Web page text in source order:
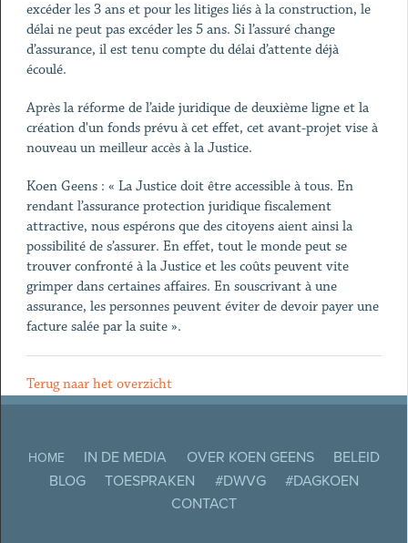
excéder les 3 ans et pour les litiges liés à la construction, le
délai ne peut pas excéder les 5 ans. Si l’assuré change
d’assurance, il est tenu compte du délai d’attente déjà
écoulé.
Après la réforme de l’aide juridique de deuxième ligne et la
création d'un fonds prévu à cet effet, cet avant-projet vise à
nouveau un meilleur accès à la Justice.
Koen Geens : « La Justice doit être accessible à tous. En
rendant l’assurance protection juridique fiscalement
attractive, nous espérons que des citoyens aient ainsi la
possibilité de s’assurer. En effet, tout le monde peut se
trouver confronté à la Justice et les coûts peuvent vite
grimper dans certaines affaires. En souscrivant à une
assurance, les personnes peuvent éviter de devoir payer une
facture salée par la suite ».
Terug naar het overzicht
HOME IN DE MEDIA OVER KOEN GEENS
BELEID
BLOG
TOESPRAKEN #DWVG
#DAGKOEN
CONTACT